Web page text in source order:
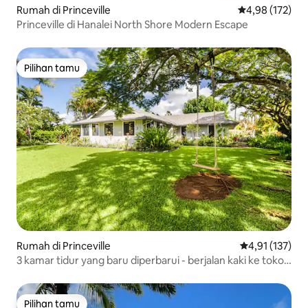
Rumah di Princeville Nilai rata-rata
4,98 (172)
Princeville di Hanalei North Shore Modern Escape
Pilihan tamu
Pilihan tamu
Rumah di Princeville Nilai rata-rata
4,91 (137)
3 kamar tidur yang baru diperbarui - berjalan kaki ke toko
Pilihan tamu